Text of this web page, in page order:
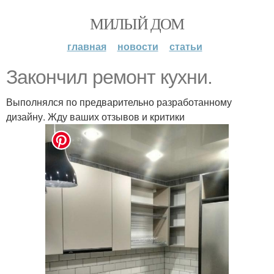
МИЛЫЙ ДОМ
главная новости статьи
Закончил ремонт кухни.
Выполнялся по предварительно разработанному
дизайну. Жду ваших отзывов и критики